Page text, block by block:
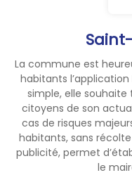
La commune est
habitants
simple, elle
citoyens de son
cas de risques
habitants, sans
publicité, permet
le